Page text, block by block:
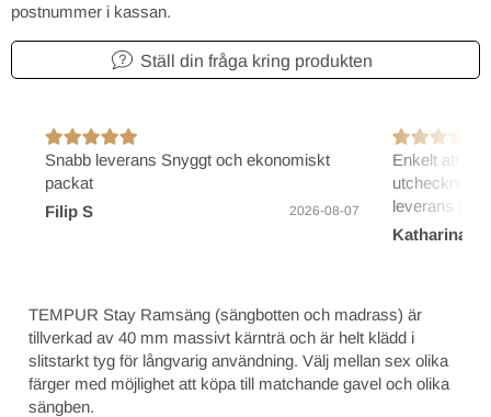
Snabb leverans Snyggt och ekonomiskt
packat
Filip S
2026-08-07
Enkelt att
utcheckning/
leverans på
Katharina B
TEMPUR Stay Ramsäng (sängbotten och madrass) är
tillverkad av 40 mm massivt kärnträ och är helt klädd i
slitstarkt tyg för långvarig användning. Välj mellan sex olika
färger med möjlighet att köpa till matchande gavel och olika
sängben.
postnummer i kassan.
Ställ din fråga kring produkten